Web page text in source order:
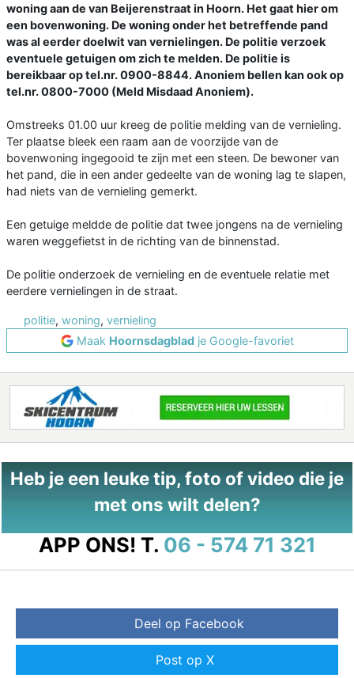
woning aan de van Beijerenstraat in Hoorn. Het gaat hier om
een bovenwoning. De woning onder het betreffende pand
was al eerder doelwit van vernielingen. De politie verzoek
eventuele getuigen om zich te melden. De politie is
bereikbaar op tel.nr. 0900-8844. Anoniem bellen kan ook op
tel.nr. 0800-7000 (Meld Misdaad Anoniem).
Omstreeks 01.00 uur kreeg de politie melding van de vernieling.
Ter plaatse bleek een raam aan de voorzijde van de
bovenwoning ingegooid te zijn met een steen. De bewoner van
het pand, die in een ander gedeelte van de woning lag te slapen,
had niets van de vernieling gemerkt.
Een getuige meldde de politie dat twee jongens na de vernieling
waren weggefietst in de richting van de binnenstad.
De politie onderzoek de vernieling en de eventuele relatie met
eerdere vernielingen in de straat.
politie, woning, vernieling
Maak Hoornsdagbladje Google-favoriet
Heb je een leuke tip, foto of video die je
met ons wilt delen?
APP ONS! T. 06 - 574 71 321
Deel op Facebook
Post op X